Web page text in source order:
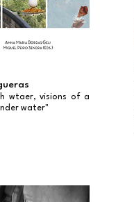
wtaer, visions of a
water"